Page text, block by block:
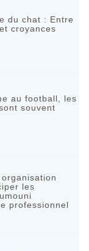
du chat : Entre
croyances
au football, les
souvent
les
professionnel